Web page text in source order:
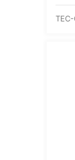
TEC-